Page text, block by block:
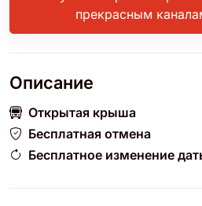
прекрасным
Описание
Открытая крыша
Бесплатная отмена
Бесплатное изменение